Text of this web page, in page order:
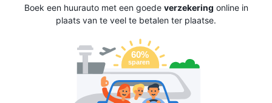
Boek een huurauto met een goede verzekering online in
plaats van te veel te betalen ter plaatse.